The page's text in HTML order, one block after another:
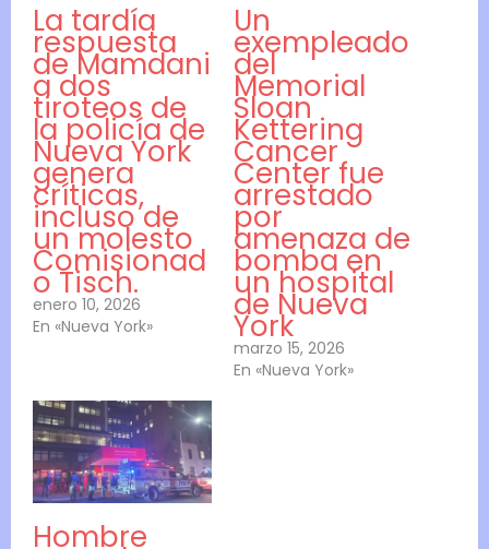
La tardía
respuesta
de Mamdani
a dos
tiroteos de
la policía de
Nueva York
genera
críticas,
incluso de
un molesto
Comisionad
o Tisch.
enero 10, 2026
En «Nueva York»
Un
exempleado
del
Memorial
Sloan
Kettering
Cancer
Center fue
arrestado
por
amenaza de
bomba en
un hospital
de Nueva
York
marzo 15, 2026
En «Nueva York»
Hombre